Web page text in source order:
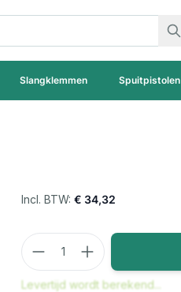
Slangklemmen Spuitpistolen
€ 34,32
Aantal
Levertijd wordt berekend...